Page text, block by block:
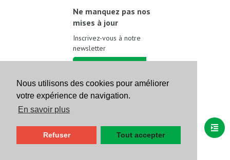
Nous utilisons des cookies pour améliorer
votre expérience de navigation.
En savoir plus
Refuser Tout accepter
Ne manquez pas nos
mises à jour
Inscrivez-vous à notre
newsletter
Suivez-nous sur les